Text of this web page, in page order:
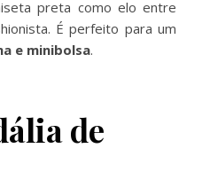
preta como elo entre
É perfeito para um
e minibolsa.
de